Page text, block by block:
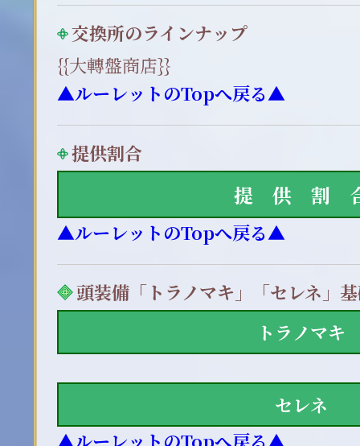
交換所のラインナップ
{{大轉盤商店}}
▲ルーレットのTopへ戻る▲
提供割合
提 供 割
▲ルーレットのTopへ戻る▲
頭装備「トラノマキ」「セレネ」
トラノマキ
セレネ
▲ルーレットのTopへ戻る▲